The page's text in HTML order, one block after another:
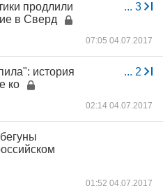
... 3
продлили
в Сверд
07:05 04.07.2017
... 2
история
ко
02:14 04.07.2017
01:52 04.07.2017